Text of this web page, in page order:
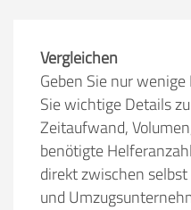
Vergleichen
Geben Sie nur
Sie wichtige Details
Zeitaufwand,
benötigte
direkt zwischen
und